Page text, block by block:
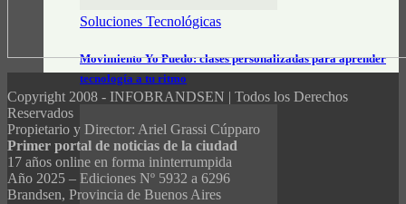
Soluciones Tecnológicas
Movimiento Yo Puedo: clases personalizadas para aprender
tecnología a tu ritmo
Copyright 2008 - INFOBRANDSEN | Todos los Derechos
Reservados
Propietario y Director: Ariel Grassi Cúpparo
Primer portal de noticias de la ciudad
17 años online en forma ininterrumpida
Año 2025 – Ediciones Nº 5932 a 6296
Brandsen, Provincia de Buenos Aires